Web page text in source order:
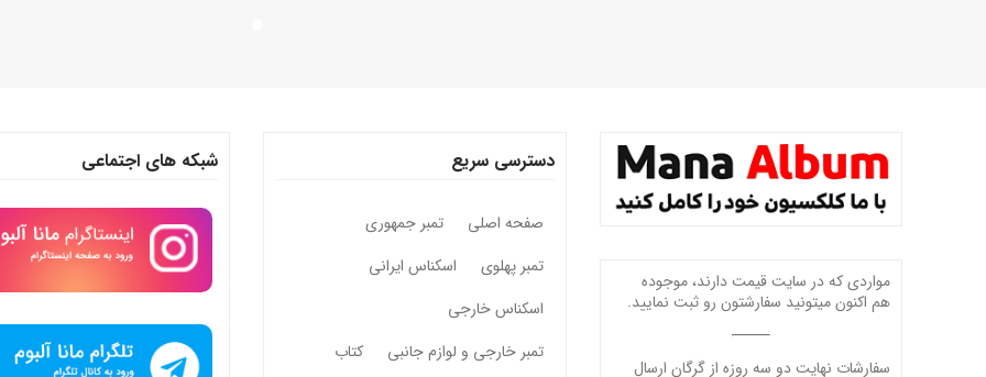
مواردی که در سایت قیمت دارند، موجوده
هم اکنون میتونید سفارشتون رو ثبت نمایید.
سفارشات نهایت دو سه روزه از گرگان ارسال
دسترسی سریع
صفحه اصلی
تمبر جمهوری
تمبر پهلوی
اسکناس ایرانی
اسکناس خارجی
تمبر خارجی و لوازم جانبی
کتاب
شبکه های اجتماعی